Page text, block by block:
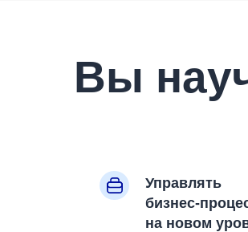
Вы
Управлять
бизнес-
на новом